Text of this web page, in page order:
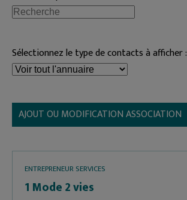
Sélectionnez le type de contacts à afficher :
AJOUT OU MODIFICATION ASSOCIATION
ENTREPRENEUR SERVICES
1 Mode 2 vies